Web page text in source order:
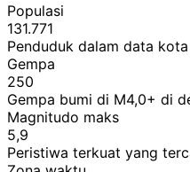
Populasi
131.771
Penduduk dalam data
Gempa
250
Gempa bumi di M4,0+ di
Magnitudo maks
5,9
Peristiwa terkuat yang